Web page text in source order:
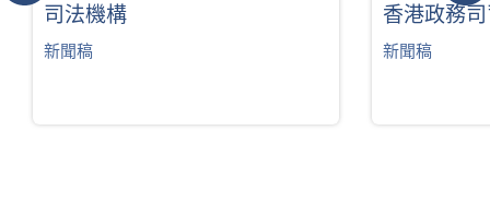
司法機構
新聞稿
香港政務
新聞稿